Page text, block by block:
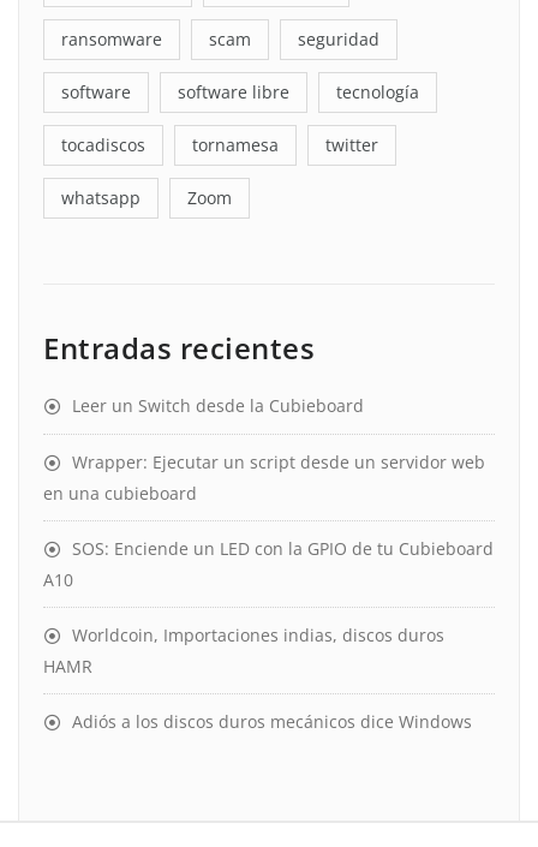
ransomware scam seguridad
software software libre tecnología
tocadiscos tornamesa twitter
whatsapp Zoom
Entradas recientes
Leer un Switch desde la Cubieboard
Wrapper: Ejecutar un script desde un servidor web
en una cubieboard
SOS: Enciende un LED con la GPIO de tu Cubieboard
A10
Worldcoin, Importaciones indias, discos duros
HAMR
Adiós a los discos duros mecánicos dice Windows